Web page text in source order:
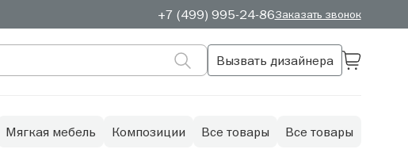
+7 (499) 995-24-86Заказать звонок
Вызвать дизайнера
Мягкая мебель Композиции Все товары Все товары